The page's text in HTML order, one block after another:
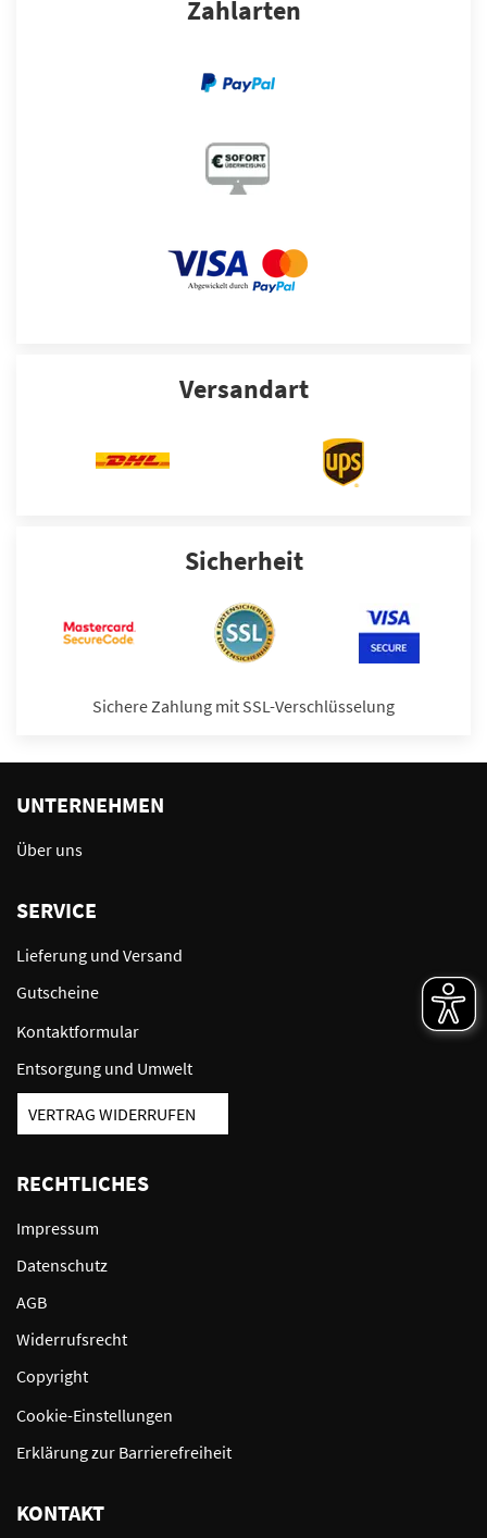
Zahlarten
Versandart
Sicherheit
Sichere Zahlung mit SSL-Verschlüsselung
UNTERNEHMEN
Über uns
SERVICE
Lieferung und Versand
Gutscheine
Kontaktformular
Entsorgung und Umwelt
VERTRAG WIDERRUFEN
RECHTLICHES
Impressum
Datenschutz
AGB
Widerrufsrecht
Copyright
Cookie-Einstellungen
Erklärung zur Barrierefreiheit
KONTAKT